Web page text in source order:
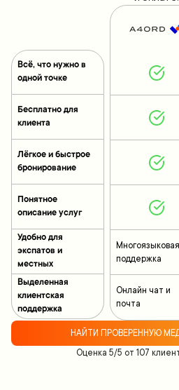
Всё, что нужно в
одной точке
Бесплатно для
клиента
Лёгкое и быстрое
бронирование
Понятное
описание услуг
Удобно для
экспатов и
местных
Выделенная
клиентская
поддержка
Многоязыковая
поддержка
Онлайн чат и
почта
НАЙТИ ПРОВЕРЕННУЮ
Оценка 5/5 от 107